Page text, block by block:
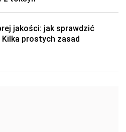
jakości: jak sprawdzić
Kilka prostych zasad